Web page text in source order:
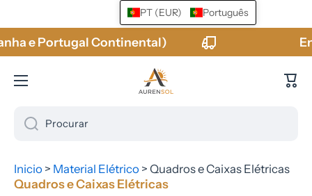
Continental) Envio
Procurar
Inicio > Material Elétrico > Quadros e Caixas Elétricas
Quadros e Caixas Elétricas
PT (EUR) Português